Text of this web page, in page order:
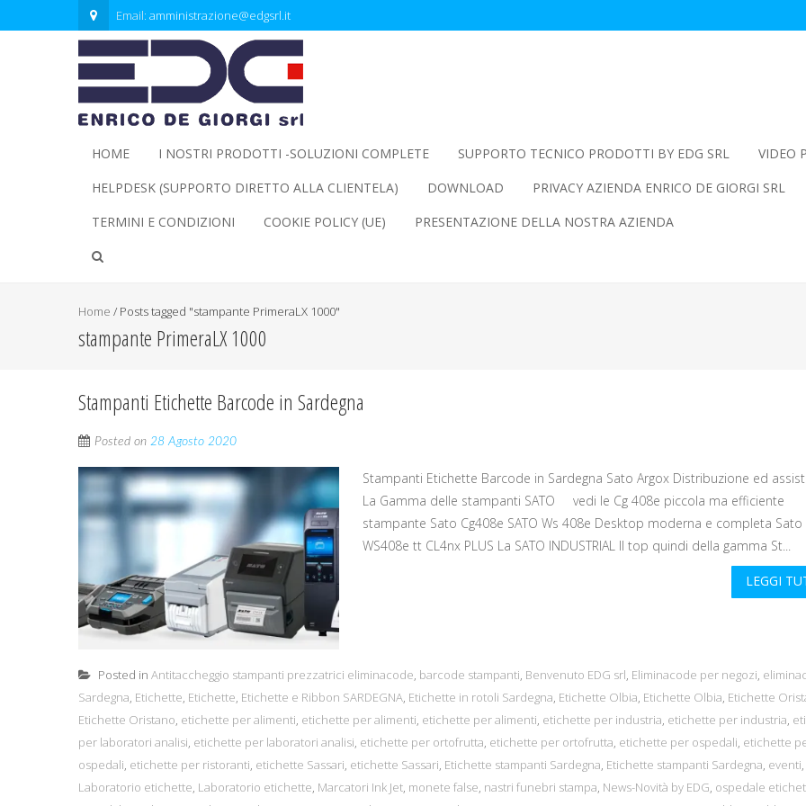
Email: amministrazione@edgsrl.it
HOME I NOSTRI PRODOTTI -SOLUZIONI COMPLETE SUPPORTO TECNICO PRODOTTI BY EDG SRL
VIDEO
HELPDESK (SUPPORTO DIRETTO ALLA CLIENTELA)
DOWNLOAD PRIVACY AZIENDA ENRICO DE GIORGI SRL
TERMINI E CONDIZIONI
COOKIE POLICY (UE) PRESENTAZIONE DELLA NOSTRA AZIENDA
Home / Posts tagged "stampante PrimeraLX 1000"
stampante PrimeraLX 1000
Stampanti Etichette Barcode in Sardegna
Posted on 28 Agosto 2020
Stampanti Etichette Barcode in Sardegna Sato Argox Distribuzione ed
La Gamma delle stampanti SATO vedi le Cg 408e piccola ma efficiente
stampante Sato Cg408e SATO Ws 408e Desktop moderna e completa Sato
WS408e tt CL4nx PLUS La SATO INDUSTRIAL Il top quindi della gamma St...
LEGGI
Posted in Antitaccheggio stampanti prezzatrici eliminacode, barcode stampanti, Benvenuto EDG srl, Eliminacode per negozi,
Sardegna, Etichette, Etichette, Etichette e Ribbon SARDEGNA, Etichette in rotoli Sardegna, Etichette Olbia, Etichette Olbia, Etichette
Etichette Oristano, etichette per alimenti, etichette per alimenti, etichette per alimenti, etichette per industria, etichette per industria,
per laboratori analisi, etichette per laboratori analisi, etichette per ortofrutta, etichette per ortofrutta, etichette per ospedali, etichette
ospedali, etichette per ristoranti, etichette Sassari, etichette Sassari, Etichette stampanti Sardegna, Etichette stampanti Sardegna, eventi,
Laboratorio etichette, Laboratorio etichette, Marcatori Ink Jet, monete false, nastri funebri stampa, News-Novità by EDG, ospedale